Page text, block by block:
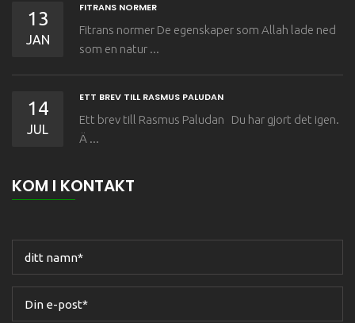
13
JAN
FITRANS NORMER
Fitrans normer De egenskaper som Allah lade ned
som en natur ...
14
JUL
ETT BREV TILL RASMUS PALUDAN
Ett brev till Rasmus Paludan Du har gjort det igen.
Ä ...
KOM I KONTAKT